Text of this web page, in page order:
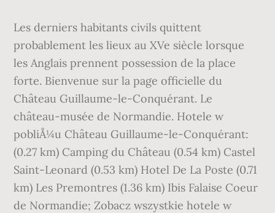
Les derniers habitants civils quittent
probablement les lieux au XVe siècle lorsque
les Anglais prennent possession de la place
forte. Bienvenue sur la page officielle du
Château Guillaume-le-Conquérant. Le
château-musée de Normandie. Hotele w
pobliÅ¼u Château Guillaume-le-Conquérant:
(0.27 km) Camping du Château (0.54 km) Castel
Saint-Leonard (0.53 km) Hotel De La Poste (0.71
km) Les Premontres (1.36 km) Ibis Falaise Coeur
de Normandie; Zobacz wszystkie hotele w